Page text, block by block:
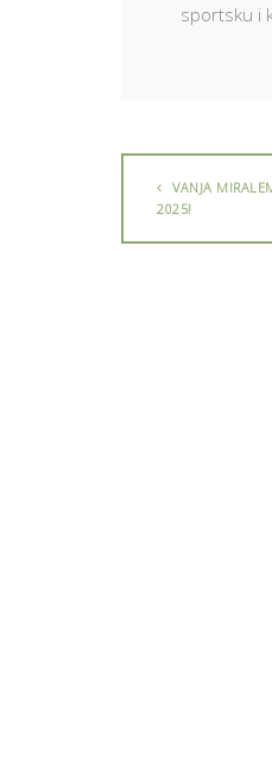
sportsku i
VANJA
2025!